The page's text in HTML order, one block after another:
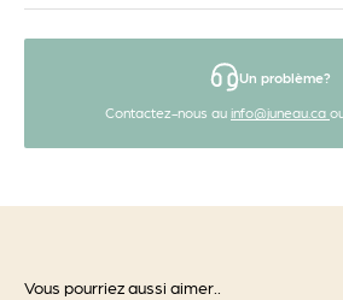
Un problème?
Contactez-nous au info@juneau.ca
Vous pourriez aussi aimer..